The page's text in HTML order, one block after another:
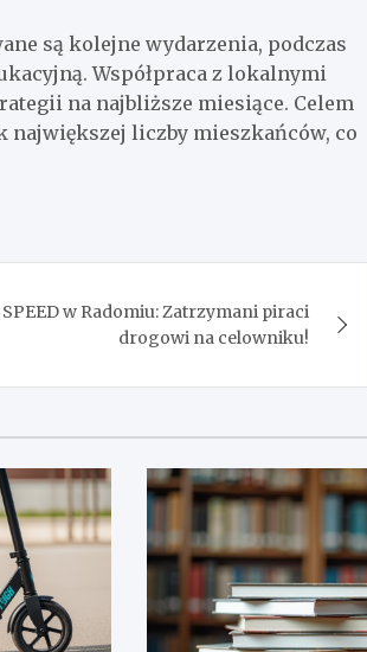
są kolejne wydarzenia, podczas
Współpraca z lokalnymi
na najbliższe miesiące. Celem
największej liczby mieszkańców, co
w Radomiu: Zatrzymani piraci
drogowi na celowniku!